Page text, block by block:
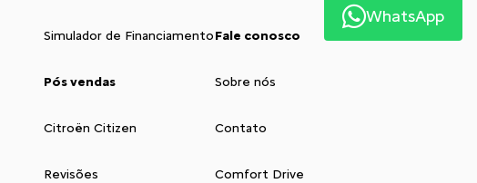
Simulador de Financiamento
Pós vendas
Citroën Citizen
Revisões
Fale conosco
Sobre nós
Contato
Comfort Drive
WhatsApp